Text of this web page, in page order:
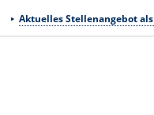
Aktuelles Stellenangebot